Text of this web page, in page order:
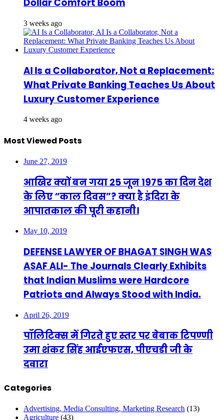
Dollar Comfort Boom
3 weeks ago
AI Is a Collaborator, Not a Replacement:
What Private Banking Teaches Us About
Luxury Customer Experience
4 weeks ago
Most Viewed Posts
June 27, 2019
आखिर क्यों बन गया 25 जून 1975 का दिन देश
के लिए “काल दिवस”? क्या है इंदिरा के
आपातकाल की पूरी कहानी।
May 10, 2019
DEFENSE LAWYER OF BHAGAT SINGH WAS
ASAF ALI- The Journals Clearly Exhibits
that Indian Muslims were Hardcore
Patriots and Always Stood with India.
April 26, 2019
पॉलिटिक्स में गिरते हुए स्तर पर बेबाक टिपण्णी
उमा शंकर सिंह आईएफएस, पीएचडी जी के
दवारा
Categories
Advertising, Media Consulting, Marketing Research (13)
Agriculture (43)